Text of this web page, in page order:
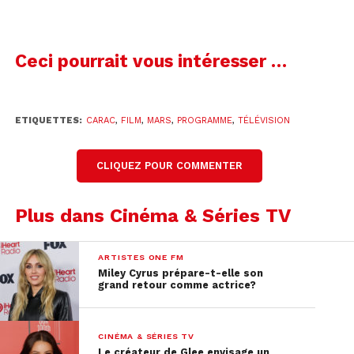
Ceci pourrait vous intéresser …
ETIQUETTES: CARAC, FILM, MARS, PROGRAMME, TÉLÉVISION
CLIQUEZ POUR COMMENTER
Plus dans Cinéma & Séries TV
ARTISTES ONE FM
Miley Cyrus prépare-t-elle son
grand retour comme actrice?
CINÉMA & SÉRIES TV